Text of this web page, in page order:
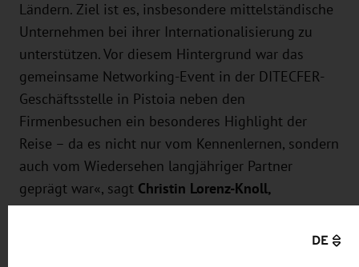
Ländern. Ziel ist es, insbesondere mittelständische
Unternehmen bei ihrer Internationalisierung zu
unterstützen. Vor diesem Hintergrund war das
gemeinsame Networking-Event in der DITECFER-
Geschäftsstelle in Pistoia neben den
Firmenbesuchen ein besonderes Highlight der
Reise – da es nicht nur vom Kennenlernen, sondern
auch vom Wiedersehen langjähriger Partner
geprägt war«, sagt Christin Lorenz-Knoll,
stellvertretende Geschäftsstellenleiterin des Rail.S
DE